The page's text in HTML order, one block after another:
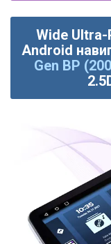
Wide
Android
Gen BP